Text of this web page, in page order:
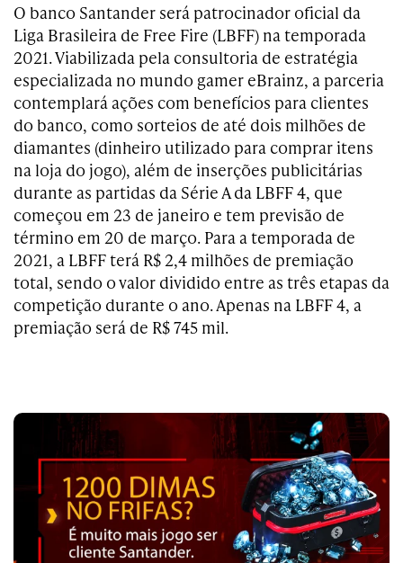
O banco Santander será patrocinador oficial da
Liga Brasileira de Free Fire (LBFF) na temporada
2021. Viabilizada pela consultoria de estratégia
especializada no mundo gamer eBrainz, a parceria
contemplará ações com benefícios para clientes
do banco, como sorteios de até dois milhões de
diamantes (dinheiro utilizado para comprar itens
na loja do jogo), além de inserções publicitárias
durante as partidas da Série A da LBFF 4, que
começou em 23 de janeiro e tem previsão de
término em 20 de março. Para a temporada de
2021, a LBFF terá R$ 2,4 milhões de premiação
total, sendo o valor dividido entre as três etapas da
competição durante o ano. Apenas na LBFF 4, a
premiação será de R$ 745 mil.